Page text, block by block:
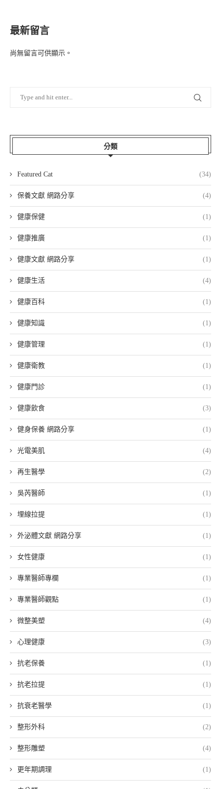
最新留言
尚無留言可供顯示。
分類
Featured Cat (34)
保養文獻 網路分享 (4)
健康保健 (1)
健康推廣 (1)
健康文獻 網路分享 (1)
健康生活 (4)
健康百科 (1)
健康知識 (1)
健康管理 (1)
健康衛教 (1)
健康門診 (1)
健康飲食 (3)
健身保養 網路分享 (1)
光電美肌 (4)
再生醫學 (2)
吳芮醫師 (1)
埋線拉提 (1)
外泌體文獻 網路分享 (1)
女性健康 (1)
專業醫師專欄 (1)
專業醫師觀點 (1)
微整美塑 (4)
心理健康 (3)
抗老保養 (1)
抗老拉提 (1)
抗衰老醫學 (1)
整形外科 (2)
整形雕塑 (4)
更年期調理 (1)